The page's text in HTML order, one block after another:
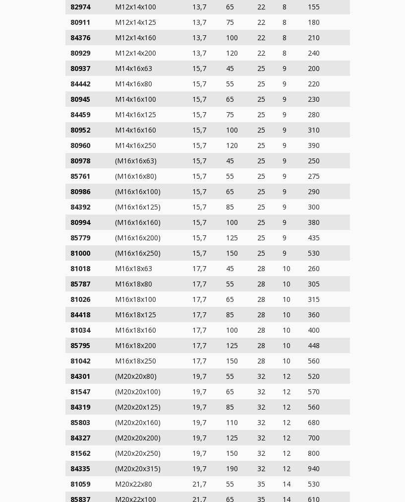
82974
M12x14x100 13,7 65 22 8
155
80911
M12x14x125 13,7 75 22 8
180
84376
M12x14x160 13,7 100 22 8
210
80929
M12x14x200 13,7 120 22 8
240
80937
M14x16x63 15,7 45 25 9
200
84442
M14x16x80 15,7 55 25 9
220
80945
M14x16x100 15,7 65 25 9
230
84459
M14x16x125 15,7 75 25 9
280
80952
M14x16x160 15,7 100 25 9
310
80960
M14x16x250 15,7 120 25 9
390
80978
(M16x16x63) 15,7 45 25 9
250
85761
(M16x16x80) 15,7 55 25 9
275
80986
(M16x16x100) 15,7 65 25 9
290
84392
(M16x16x125) 15,7 85 25 9
300
80994
(M16x16x160) 15,7 100 25 9
380
85779
(M16x16x200) 15,7 125 25 9
435
81000
(M16x16x250) 15,7 150 25 9
530
81018
M16x18x63 17,7 45 28 10
260
85787
M16x18x80 17,7 55 28 10
305
81026
M16x18x100 17,7 65 28 10
315
84418
M16x18x125 17,7 85 28 10
360
81034
M16x18x160 17,7 100 28 10
400
85795
M16x18x200 17,7 125 28 10
448
81042
M16x18x250 17,7 150 28 10
560
84301
(M20x20x80) 19,7 55 32 12
520
81547
(M20x20x100) 19,7 65 32 12
570
84319
(M20x20x125) 19,7 85 32 12
560
85803
(M20x20x160) 19,7 110 32 12
680
84327
(M20x20x200) 19,7 125 32 12
700
81562
(M20x20x250) 19,7 150 32 12
800
84335
(M20x20x315) 19,7 190 32 12
940
81059
M20x22x80 21,7 55 35 14
530
85837
M20x22x100 21,7 65 35 14
610